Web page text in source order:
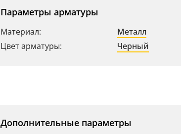
Параметры арматуры
Материал:
Металл
Цвет арматуры:
Черный
Дополнительные параметры